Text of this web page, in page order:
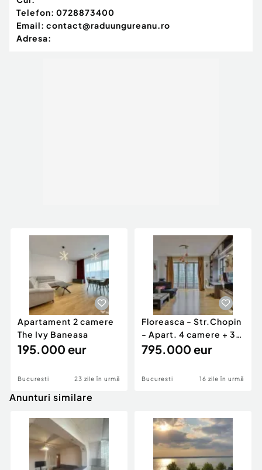
Telefon: 0728873400
Email: contact@raduungureanu.ro
Adresa:
Apartament 2 camere
The Ivy Baneasa
195.000 eur
Bucuresti 23 zile în urmă
Floreasca - Str.Chopin
- Apart. 4 camere + 3
locuri de parca
795.000 eur
Bucuresti 16 zile în urmă
Anunturi similare